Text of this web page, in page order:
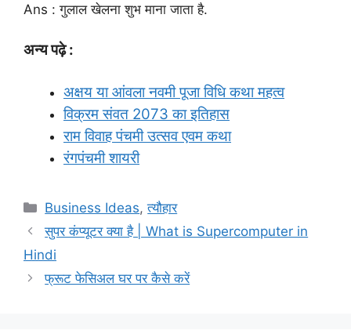
Ans : गुलाल खेलना शुभ माना जाता है.
अन्य पढ़े :
अक्षय या आंवला नवमी पूजा विधि कथा महत्व
विक्रम संवत 2073 का इतिहास
राम विवाह पंचमी उत्सव एवम कथा
रंगपंचमी शायरी
Categories
Business Ideas,त्यौहार
सुपर कंप्यूटर क्या है | What is Supercomputer in
Hindi
फ्रूट फेसिअल घर पर कैसे करें